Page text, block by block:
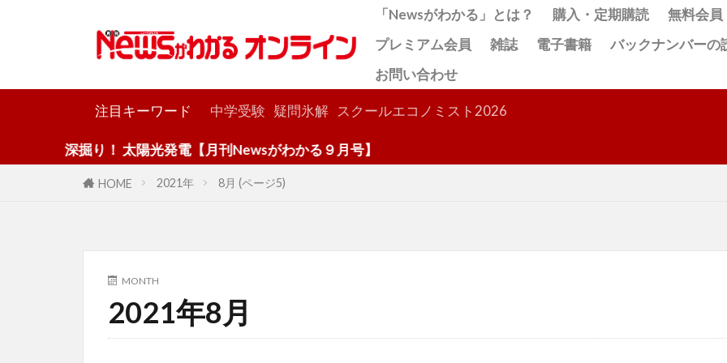
「Newsがわかる」とは？ 購入・定期購読
無料会員
プレミアム会員
雑誌 電子書籍
バックナンバーの
お問い合わせ
注目キーワード 中学受験 疑問氷解 スクールエコノミスト2026
深掘り！ 太陽光発電【月刊Newsがわかる９月号】
HOME 2021年 8月 (ページ5)
MONTH
2021年8月
検索